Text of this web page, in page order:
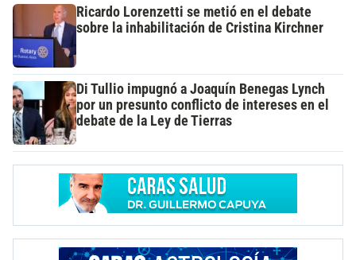
Ricardo Lorenzetti se metió en el debate
sobre la inhabilitación de Cristina Kirchner
Di Tullio impugnó a Joaquín Benegas Lynch
por un presunto conflicto de intereses en el
debate de la Ley de Tierras